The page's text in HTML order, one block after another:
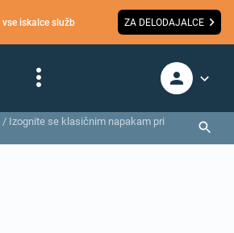
vse iskalce služb ZA DELODAJALCE
/ Izognite se klasičnim napakam pri